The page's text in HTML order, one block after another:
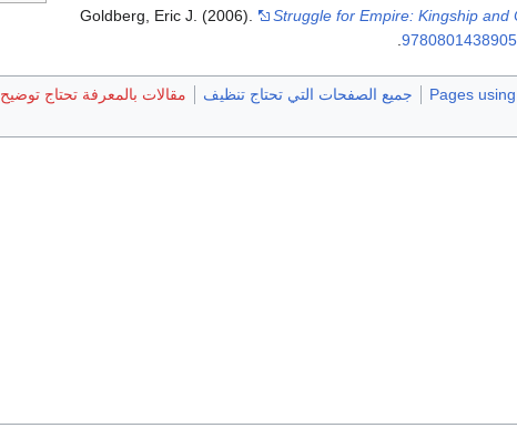
Goldberg, Eric J. (2006).
Struggle for Empire: Kingship
9780801438905
Pages جميع الصفحات التي تحتاج تنظيف
مقالات بالمعرفة تحتاج توضيح from September 2017